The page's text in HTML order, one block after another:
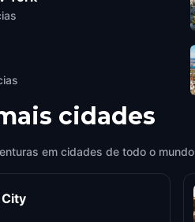
cidades
em cidades de todo o mundo